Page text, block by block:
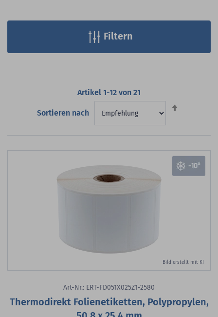
Artikel 1-12 von 21
Sortieren nach
Bild erstellt mit KI
Art-Nr.: ERT-FD051X025Z1-2580
Thermodirekt Folienetiketten, Polypropylen,
Filtern